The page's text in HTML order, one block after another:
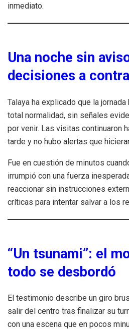
inmediato.
Una noche sin
decisiones a
Talaya ha explicado que la
total normalidad, sin señales
por venir. Las visitas continuaron
tarde y no hubo alertas que
Fue en cuestión de minutos
irrumpió con una fuerza
reaccionar sin instrucciones
críticas para intentar salvar a los
“Un tsunami”: el
todo se desbordó
El testimonio describe un giro
salir del centro tras finalizar su
con una escena que en pocos